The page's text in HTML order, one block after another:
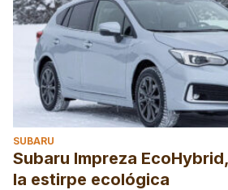
SUBARU
Subaru Impreza
la estirpe ecológica